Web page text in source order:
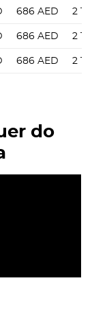
686 AED 2
686 AED 2
686 AED 2
do